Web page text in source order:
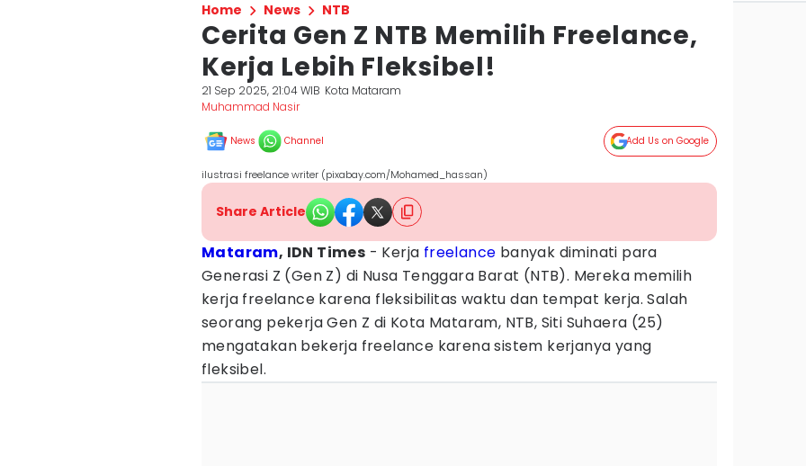
Home News NTB
Cerita Gen Z NTB Memilih Freelance,
Kerja Lebih Fleksibel!
21 Sep 2025, 21:04 WIB Kota Mataram
Muhammad Nasir
News Channel Add Us on Google
ilustrasi freelance writer (pixabay.com/Mohamed_hassan)
Share Article
Mataram, IDN Times - Kerja freelance banyak diminati para
Generasi Z (Gen Z) di Nusa Tenggara Barat (NTB). Mereka memilih
kerja freelance karena fleksibilitas waktu dan tempat kerja. Salah
seorang pekerja Gen Z di Kota Mataram, NTB, Siti Suhaera (25)
mengatakan bekerja freelance karena sistem kerjanya yang
fleksibel.